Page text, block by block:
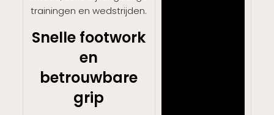
trainingen en wedstrijden.
Snelle footwork
en
betrouwbare
grip